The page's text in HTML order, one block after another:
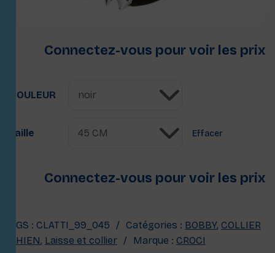
Connectez-vous pour voir les prix
COULEUR
Taille Effacer
Connectez-vous pour voir les prix
UGS : CLATTI_99_045 Catégories : BOBBY, COLLIER
CHIEN, Laisse et collier Marque : CROCI